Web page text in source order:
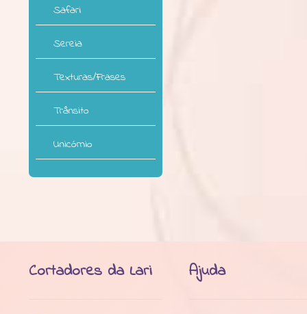
Safari
Sereia
Texturas/Frases
Trânsito
Unicórnio
Cortadores da Lari Ajuda